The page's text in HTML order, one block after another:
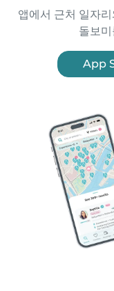
앱에서 근처 일자
돌보
App